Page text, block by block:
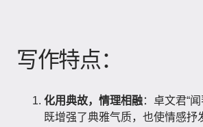
写作特点：
化用典故，情理相融：卓文君“闻
既增强了典雅气质，也使情感抒